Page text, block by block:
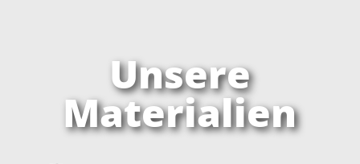
Unsere
Materialien